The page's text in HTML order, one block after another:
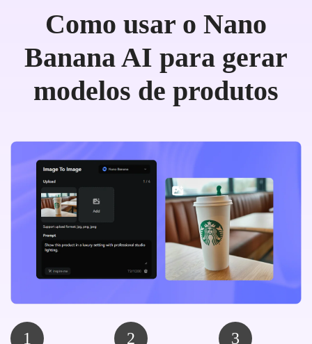
Como usar o Nano
Banana AI para gerar
modelos de produtos
1 2 3